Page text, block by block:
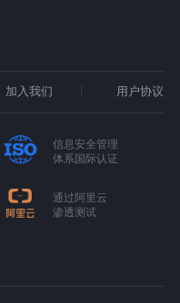
加入我们 用户协议
信息安全管理
体系国际认证
通过阿里云
渗透测试